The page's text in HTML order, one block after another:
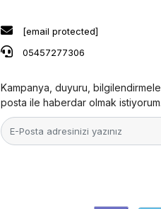
[email protected]
05457277306
Kampanya, duyuru,
posta ile haberdar olmak istiyorum.